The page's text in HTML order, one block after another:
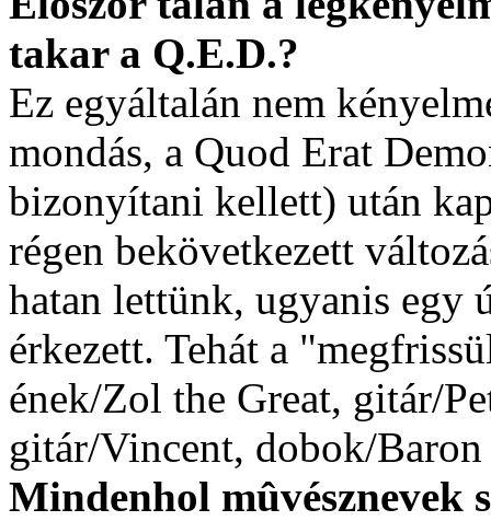
takar a Q.E.D.?
Ez egyáltalán nem
mondás, a Quod Erat
bizonyítani kellett) után
régen bekövetkezett
hatan lettünk, ugyanis egy
érkezett. Tehát a
ének/Zol the Great, gitár/
gitár/Vincent, dobok/Baron
Mindenhol mûvésznevek